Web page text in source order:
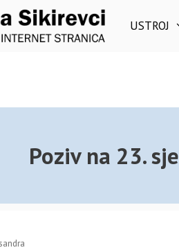
USTROJ
Poziv na 23.